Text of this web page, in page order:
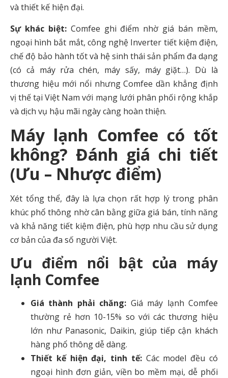
và thiết kế hiện đại.
Sự khác biệt:Comfee ghi điểm nhờ giá bán mềm,
ngoại hình bắt mắt, công nghệ Inverter tiết kiệm điện,
chế độ bảo hành tốt và hệ sinh thái sản phẩm đa dạng
(có cả máy rửa chén, máy sấy, máy giặt…). Dù là
thương hiệu mới nổi nhưng Comfee dần khẳng định
vị thế tại Việt Nam với mạng lưới phân phối rộng khắp
và dịch vụ hậu mãi ngày càng hoàn thiện.
Máy lạnh Comfee có tốt
không? Đánh giá chi tiết
(Ưu – Nhược điểm)
Xét tổng thể, đây là lựa chọn rất hợp lý trong phân
khúc phổ thông nhờ cân bằng giữa giá bán, tính năng
và khả năng tiết kiệm điện, phù hợp nhu cầu sử dụng
cơ bản của đa số người Việt.
Ưu điểm nổi bật của máy
lạnh Comfee
Giá thành phải chăng: Giá máy lạnh Comfee
thường rẻ hơn 10-15% so với các thương hiệu
lớn như Panasonic, Daikin, giúp tiếp cận khách
hàng phổ thông dễ dàng.
Thiết kế hiện đại, tinh tế:Các model đều có
ngoại hình đơn giản, viền bo mềm mại, dễ phối